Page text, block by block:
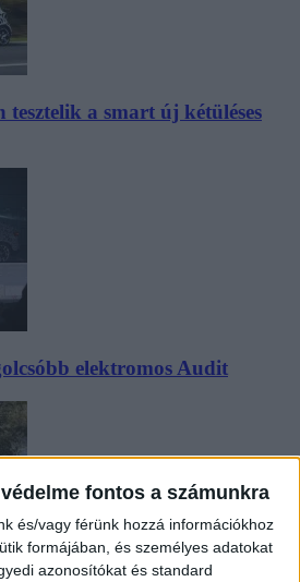
fontos a számunkra
és/vagy férünk hozzá információkhoz
formájában, és személyes adatokat
azonosítókat és standard
a smart új kétüléses
elektromos Audit